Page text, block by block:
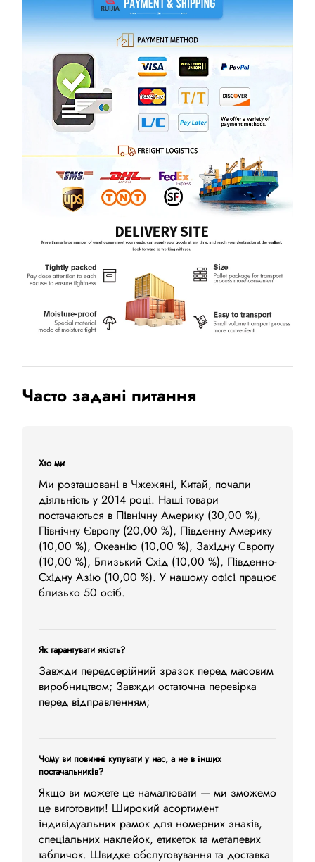
Часто задані питання
Хто ми
Ми розташовані в Чжежяні, Китай, почали
діяльність у 2014 році. Наші товари
постачаються в Північну Америку (30,00 %),
Північну Європу (20,00 %), Південну Америку
(10,00 %), Океанію (10,00 %), Західну Європу
(10,00 %), Близький Схід (10,00 %), Південно-
Східну Азію (10,00 %). У нашому офісі працює
близько 50 осіб.
Як гарантувати якість?
Завжди передсерійний зразок перед масовим
виробництвом; Завжди остаточна перевірка
перед відправленням;
Чому ви повинні купувати у нас, а не в інших
постачальників?
Якщо ви можете це намалювати — ми зможемо
це виготовити! Широкий асортимент
індивідуальних рамок для номерних знаків,
спеціальних наклейок, етикеток та металевих
табличок. Швидке обслуговування та доставка